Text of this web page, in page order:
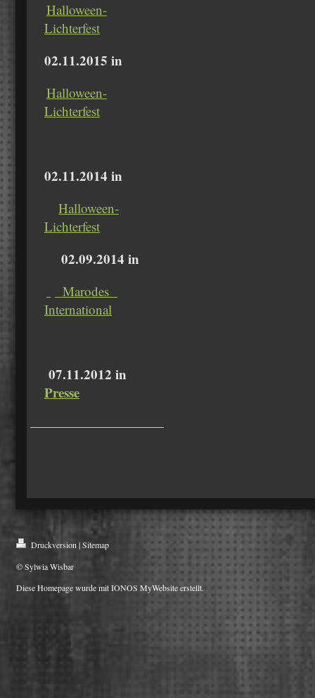
Halloween-
Lichterfest
02.11.2015 in
Halloween-
Lichterfest
02.11.2014 in
Halloween-
Lichterfest
02.09.2014 in
Marodes
International
07.11.2012 in
Presse
Druckversion | Sitemap
© Sylwia Wisbar
Diese Homepage wurde mitIONOS MyWebsiteerstellt.